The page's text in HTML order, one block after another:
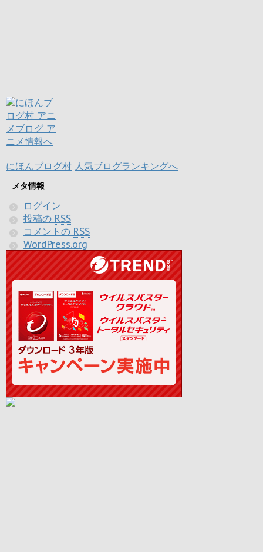
にほんブログ村 人気ブログランキングへ
メタ情報
ログイン
投稿の RSS
コメントの RSS
WordPress.org